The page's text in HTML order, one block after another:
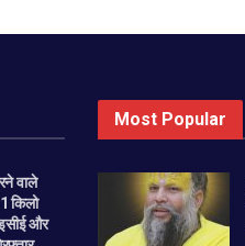
वाले
किलो
और
Most Popular